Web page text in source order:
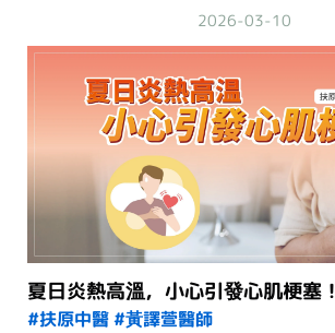
2026-03-10
夏日炎熱高溫，小心引發心肌梗塞！
#扶原中醫#黃譯萱醫師